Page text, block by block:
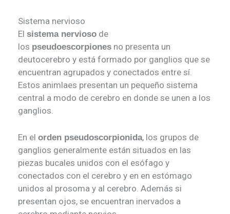
Sistema nervioso
El sistema nervioso de
los pseudoescorpiones no presenta un
deutocerebro y está formado por ganglios que se
encuentran agrupados y conectados entre sí.
Estos animlaes presentan un pequeño sistema
central a modo de cerebro en donde se unen a los
ganglios.
En el orden pseudoscorpionida, los grupos de
ganglios generalmente están situados en las
piezas bucales unidos con el esófago y
conectados con el cerebro y en en estómago
unidos al prosoma y al cerebro. Además si
presentan ojos, se encuentran inervados a